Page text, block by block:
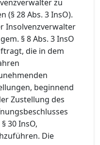
zu
(§ 28 Abs. 3 InsO).
Insolvenzverwalter
§ 8 Abs. 3 InsO
die in dem
beginnend
Zustellung des
30 InsO,
Die